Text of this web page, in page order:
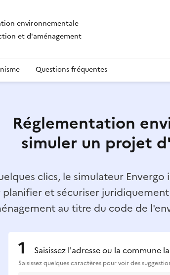
environnementale
et d'aménagement
Questions fréquentes
Réglementation
simuler un projet
clics, le simulateur
planifier et sécuriser
au titre du code de
Saisissez l'adresse ou la commune
Saisissez quelques caractères pour voir des